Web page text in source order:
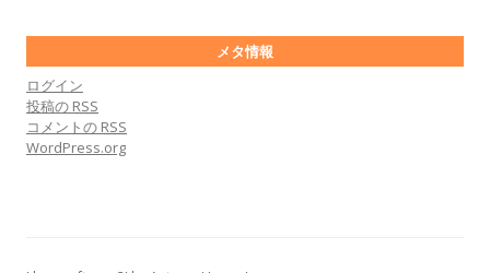
メタ情報
ログイン
投稿の RSS
コメントの RSS
WordPress.org